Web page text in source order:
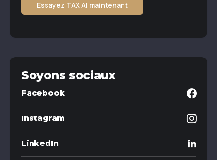
Essayez TAX AI maintenant
Soyons sociaux
Facebook
Instagram
LinkedIn